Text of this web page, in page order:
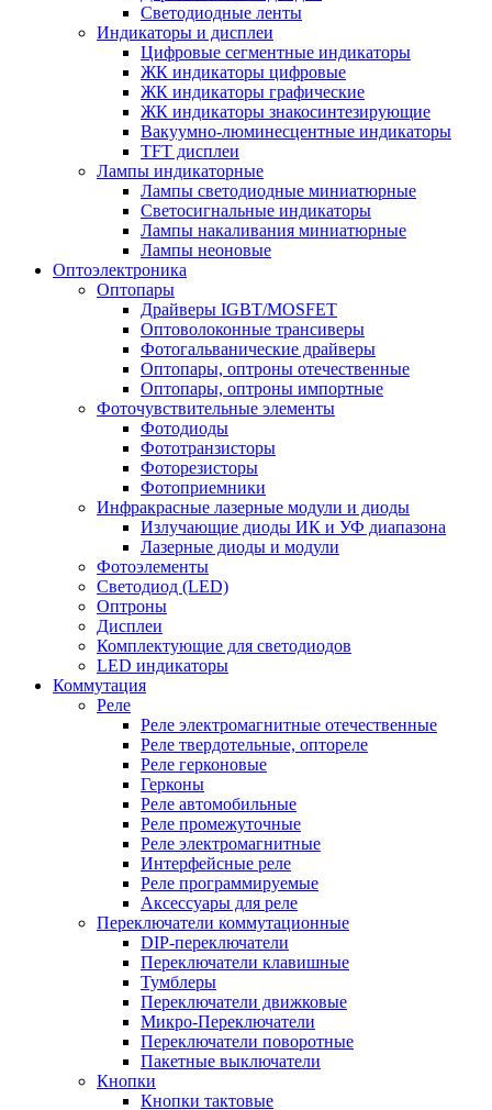
Светодиодные ленты
Индикаторы и дисплеи
Цифровые сегментные индикаторы
ЖК индикаторы цифровые
ЖК индикаторы графические
ЖК индикаторы знакосинтезирующие
Вакуумно-люминесцентные индикаторы
TFT дисплеи
Лампы индикаторные
Лампы светодиодные миниатюрные
Светосигнальные индикаторы
Лампы накаливания миниатюрные
Лампы неоновые
Оптоэлектроника
Оптопары
Драйверы IGBT/MOSFET
Оптоволоконные трансиверы
Фотогальванические драйверы
Оптопары, оптроны отечественные
Оптопары, оптроны импортные
Фоточувствительные элементы
Фотодиоды
Фототранзисторы
Фоторезисторы
Фотоприемники
Инфракрасные лазерные модули и диоды
Излучающие диоды ИК и УФ диапазона
Лазерные диоды и модули
Фотоэлементы
Светодиод (LED)
Оптроны
Дисплеи
Комплектующие для светодиодов
LED индикаторы
Коммутация
Реле
Реле электромагнитные отечественные
Реле твердотельные, оптореле
Реле герконовые
Герконы
Реле автомобильные
Реле промежуточные
Реле электромагнитные
Интерфейсные реле
Реле программируемые
Аксессуары для реле
Переключатели коммутационные
DIP-переключатели
Переключатели клавишные
Тумблеры
Переключатели движковые
Микро-Переключатели
Переключатели поворотные
Пакетные выключатели
Кнопки
Кнопки тактовые